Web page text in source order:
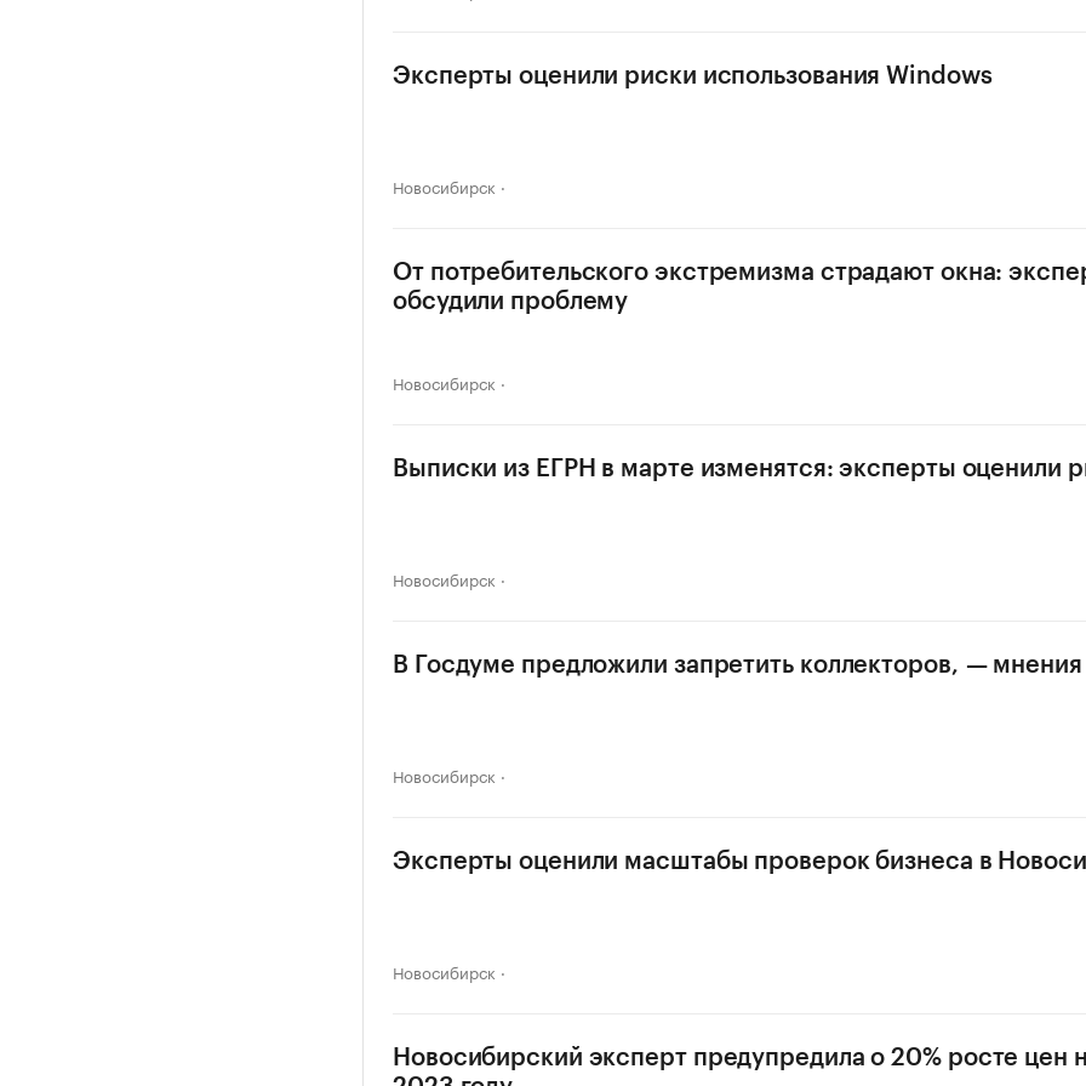
Эксперты оценили риски использования Windows
Новосибирск
От потребительского экстремизма страдают окна:
обсудили проблему
Новосибирск
Выписки из ЕГРН в марте изменятся: эксперты оценили
Новосибирск
В Госдуме предложили запретить коллекторов, —
Новосибирск
Эксперты оценили масштабы проверок бизнеса в
Новосибирск
Новосибирский эксперт предупредила о 20% росте цен